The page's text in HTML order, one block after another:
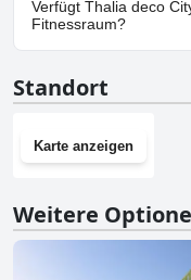
vorhanden.
Verfügt Thalia deco
Fitnessraum?
Informationen finden
Fitnessstudio.
Standort
Karte anzeigen
Weitere